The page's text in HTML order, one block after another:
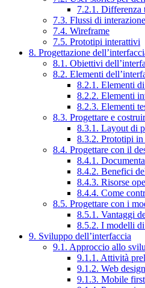
7.2.1. Differenza
7.3. Flussi di interazione
7.4. Wireframe
7.5. Prototipi interattivi
8. Progettazione
8.1. Obiettivi
8.2. Elementi
8.2.1. Elementi
8.2.2. Elementi
8.2.3. Elementi
8.3. Progettare e
8.3.1. Layout di
8.3.2. Prototipi in
8.4. Progettare con il
8.4.1.
8.4.2. Benefici
8.4.3. Risorse
8.4.4. Come
8.5. Progettare con i
8.5.1. Vantaggi
8.5.2. I modelli
9. Sviluppo dell’interfaccia
9.1. Approccio allo
9.1.1. Attività
9.1.2. Web
9.1.3. Mobile first